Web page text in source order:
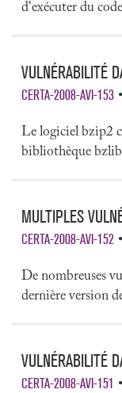
d'exécuter du
VULNÉRABILITÉ
CERTA-2008-AVI-153
Le logiciel bzip2
bibliothèque
MULTIPLES
CERTA-2008-AVI-152
De nombreuses
dernière version
VULNÉRABILITÉ
CERTA-2008-AVI-151